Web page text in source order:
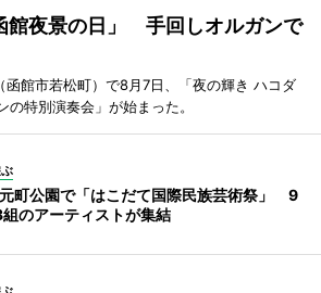
館夜景の日」 手回しオルガンで
函館市若松町）で8月7日、「夜の輝き ハコダ
特別演奏会」が始まった。
町公園で「はこだて国際民族芸術祭」 9
のアーティストが集結